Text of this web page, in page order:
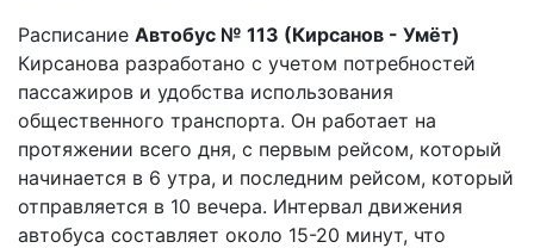
Расписание Автобус № 113 (Кирсанов - Умёт)
Кирсанова разработано с учетом потребностей
пассажиров и удобства использования
общественного транспорта. Он работает на
протяжении всего дня, с первым рейсом, который
начинается в 6 утра, и последним рейсом, который
отправляется в 10 вечера. Интервал движения
автобуса составляет около 15-20 минут, что